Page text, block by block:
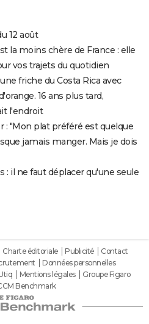
12 août
la moins chère de France : elle
vos trajets du quotidien
friche du Costa Rica avec
16 ans plus tard,
l'endroit
: "Mon plat préféré est quelque
jamais manger. Mais je dois
: il ne faut déplacer qu'une seule
Charte éditoriale Publicité
Contact
Données personnelles
Mentions légales
Groupe Figaro
Benchmark